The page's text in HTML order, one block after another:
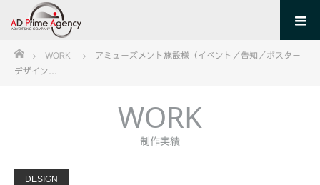
ホームWORK
アミューズメント施設様（イベント／告知／ポスター
デザイン…
WORK
制作実績
DESIGN